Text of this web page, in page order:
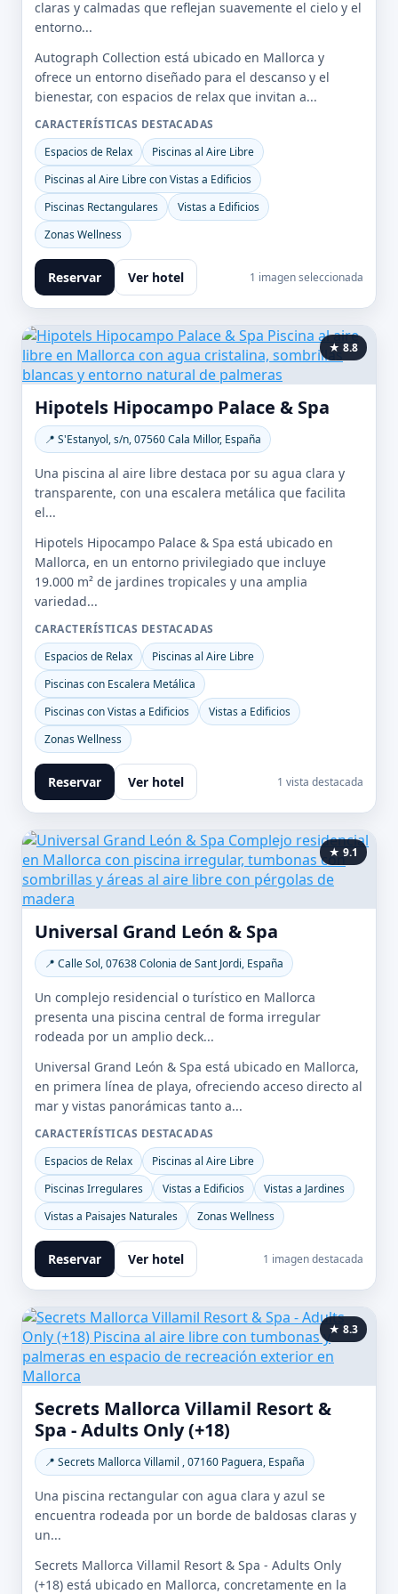
claras y calmadas que reflejan suavemente el cielo y el
entorno...
Autograph Collection está ubicado en Mallorca y
ofrece un entorno diseñado para el descanso y el
bienestar, con espacios de relax que invitan a...
CARACTERÍSTICAS DESTACADAS
Espacios de Relax
Piscinas al Aire Libre
Piscinas al Aire Libre con Vistas a Edificios
Piscinas Rectangulares
Vistas a Edificios
Zonas Wellness
Reservar Ver hotel 1 imagen seleccionada
★ 8.8
Hipotels Hipocampo Palace & Spa
📍 S'Estanyol, s/n, 07560 Cala Millor, España
Una piscina al aire libre destaca por su agua clara y
transparente, con una escalera metálica que facilita
el...
Hipotels Hipocampo Palace & Spa está ubicado en
Mallorca, en un entorno privilegiado que incluye
19.000 m² de jardines tropicales y una amplia
variedad...
CARACTERÍSTICAS DESTACADAS
Espacios de Relax
Piscinas al Aire Libre
Piscinas con Escalera Metálica
Piscinas con Vistas a Edificios
Vistas a Edificios
Zonas Wellness
Reservar Ver hotel 1 vista destacada
★ 9.1
Universal Grand León & Spa
📍 Calle Sol, 07638 Colonia de Sant Jordi, España
Un complejo residencial o turístico en Mallorca
presenta una piscina central de forma irregular
rodeada por un amplio deck...
Universal Grand León & Spa está ubicado en Mallorca,
en primera línea de playa, ofreciendo acceso directo al
mar y vistas panorámicas tanto a...
CARACTERÍSTICAS DESTACADAS
Espacios de Relax
Piscinas al Aire Libre
Piscinas Irregulares
Vistas a Edificios
Vistas a Jardines
Vistas a Paisajes Naturales
Zonas Wellness
Reservar Ver hotel 1 imagen destacada
★ 8.3
Secrets Mallorca Villamil Resort &
Spa - Adults Only (+18)
📍 Secrets Mallorca Villamil , 07160 Paguera, España
Una piscina rectangular con agua clara y azul se
encuentra rodeada por un borde de baldosas claras y
un...
Secrets Mallorca Villamil Resort & Spa - Adults Only
(+18) está ubicado en Mallorca, concretamente en la